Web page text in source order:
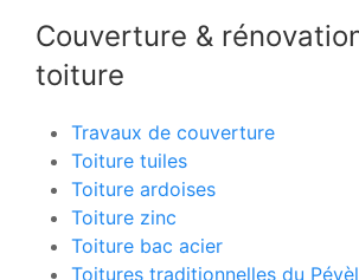
Couverture &
toiture
Travaux de couverture
Toiture tuiles
Toiture ardoises
Toiture zinc
Toiture bac acier
Toitures traditionnelles du